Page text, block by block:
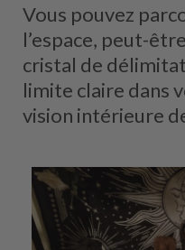
Vous pouvez
l’espace, peut-
cristal de
limite claire dans
vision intérieure